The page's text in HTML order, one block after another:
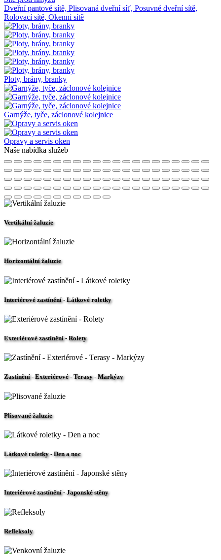
Dveřní pantové sítě, Plisovaná dveřní síť, Posuvné dveřní sítě,
Rolovací sítě, Okenní sítě
Ploty, brány, branky
Garnýže, tyče, záclonové kolejnice
Opravy a servis oken
Naše nabídka služeb
Vertikální žaluzie
Horizontální žaluzie
Interiérové zastínění - Látkové roletky
Exteriérové zastínění - Rolety
Zastínění - Exteriérové - Terasy - Markýzy
Plisované žaluzie
Látkové roletky - Den a noc
Interiérové zastínění - Japonské stěny
Refleksoly